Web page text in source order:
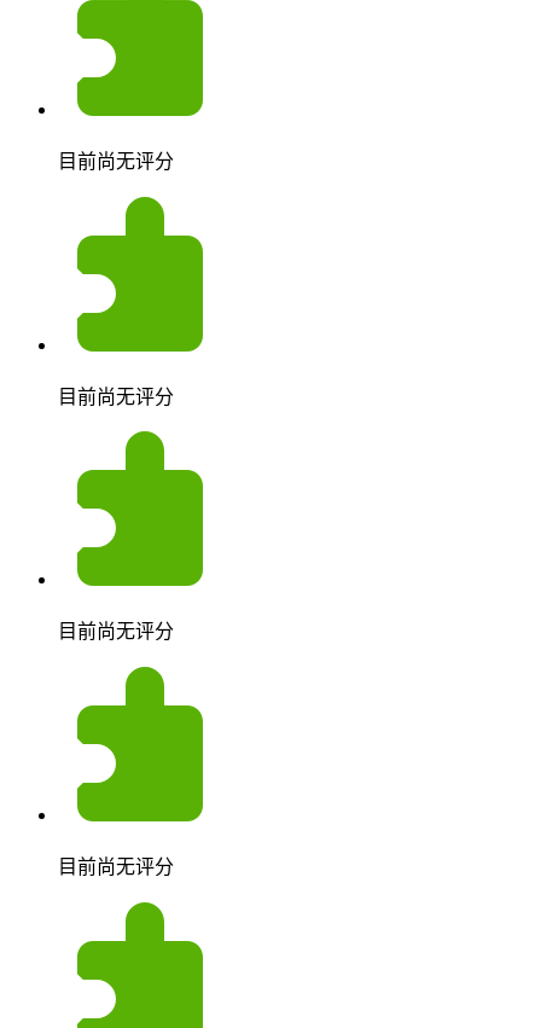
目前尚无评分
目前尚无评分
目前尚无评分
目前尚无评分